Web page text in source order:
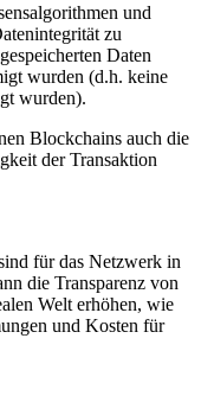
und
zu
Daten
wurden (d.h. keine
wurden).
Blockchains auch die
der Transaktion
für das Netzwerk in
die Transparenz von
Welt erhöhen, wie
und Kosten für